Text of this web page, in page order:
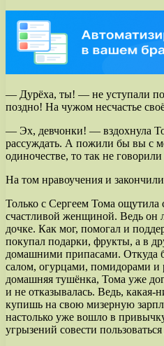
— Дурёха, ты! — не уступали
поздно! На чужом несчастье
— Эх, девчонки! — вздохнула
рассуждать. А пожили бы вы с
одиночестве, то так не
На том нравоучения и
Только с Сергеем Тома ощутила
счастливой женщиной. Ведь он
дочке. Как мог, помогал и
покупал подарки, фрукты, а в
домашними припасами. Откуда
салом, огурцами, помидорами и
домашняя тушёнка, Тома уже
и не отказывалась. Ведь,
купишь на свою мизерную
настолько уже вошло в
угрызений совести